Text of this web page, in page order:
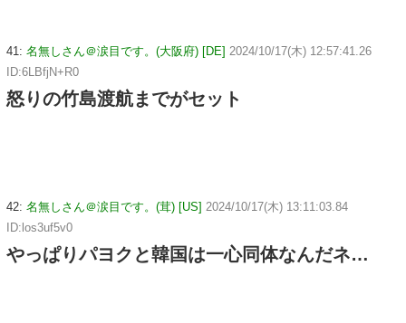
41: 名無しさん＠涙目です。(大阪府) [DE] 2024/10/17(木) 12:57:41.26
ID:6LBfjN+R0
怒りの竹島渡航までがセット
42: 名無しさん＠涙目です。(茸) [US] 2024/10/17(木) 13:11:03.84
ID:los3uf5v0
やっぱりパヨクと韓国は一心同体なんだネ…